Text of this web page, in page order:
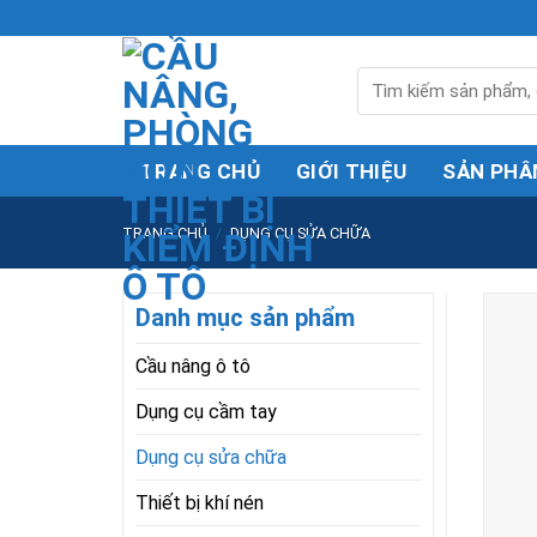
to
kiếm:
TRANG CHỦ GIỚI THIỆU SẢN
TRANG CHỦ / DỤNG CỤ SỬA CHỮA
Danh mục sản phẩm
Cầu nâng ô tô
Dụng cụ cầm tay
Dụng cụ sửa chữa
Thiết bị khí nén